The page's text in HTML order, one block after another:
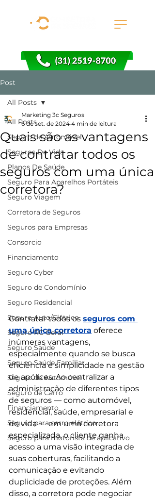
Post
All Posts
Seguro de Automóvel
Seguros De Vida
Planos De Saúde
Seguro Para Aparelhos Portáteis
Seguro Viagem
Corretora de Seguros
Seguros para Empresas
Consorcio
Financiamento
Seguro Cyber
Seguro de Condomínio
Seguro Residencial
Seguro Auto/Elétrico
Seguro RC Geral
Seguro Saúde
Seguro Saúde Familiar
Seguro de Automóvel
Seguro de Carro
Financiamento
Seguro para carro elétrico
Seguro para motorista de aplicativo
All Posts
Quais são as vantagens
de contratar todos os
seguros com uma única
corretora?
Marketing 3c Seguros
6 de set. de 2024 4 min de leitura
Contratar todos os seguros com
uma única corretora oferece
inúmeras vantagens,
especialmente quando se busca
eficiência e simplicidade na gestão
de apólices. Ao centralizar a
administração de diferentes tipos
de seguros — como automóvel,
residencial, saúde, empresarial e
de vida — em uma corretora
especializada, o cliente ganha
acesso a uma visão integrada de
suas coberturas, facilitando a
comunicação e evitando
duplicidade de proteções. Além
disso, a corretora pode negociar